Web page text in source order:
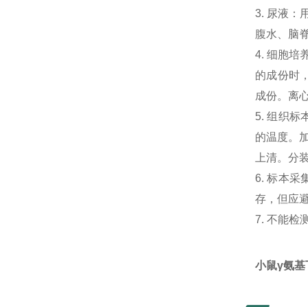
3. 尿液：
腹水、脑
4. 细胞培
的成份时
成份。离
5. 组织标
的温度。
上清。分
6. 标本采
存，但应
7. 不能检
小鼠γ氨